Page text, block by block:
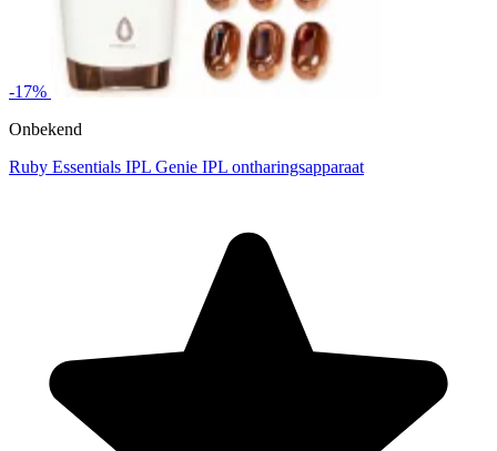
-17%
Onbekend
Ruby Essentials IPL Genie IPL ontharingsapparaat